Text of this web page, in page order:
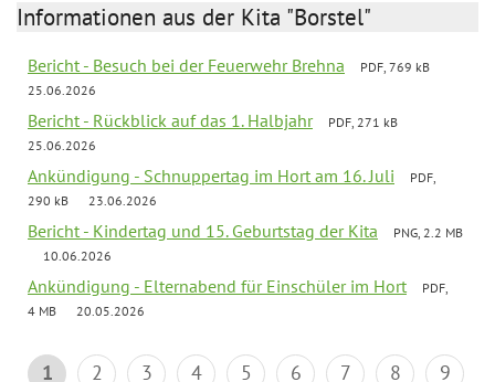
Informationen aus der Kita "Borstel"
Bericht - Besuch bei der Feuerwehr Brehna
PDF, 769 kB
25.06.2026
Bericht - Rückblick auf das 1. Halbjahr
PDF, 271 kB
25.06.2026
Ankündigung - Schnuppertag im Hort am 16. Juli
PDF,
290 kB
23.06.2026
Bericht - Kindertag und 15. Geburtstag der Kita
PNG, 2.2 MB
10.06.2026
Ankündigung - Elternabend für Einschüler im Hort
PDF,
4 MB
20.05.2026
1 2 3 4 5 6 7 8
9